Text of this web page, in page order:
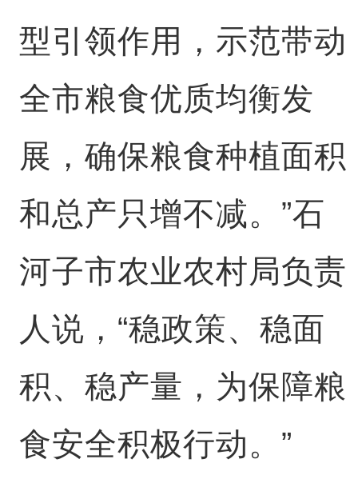
型引领作用，示范带动
全市粮食优质均衡发
展，确保粮食种植面积
和总产只增不减。”石
河子市农业农村局负责
人说，“稳政策、稳面
积、稳产量，为保障粮
食安全积极行动。”